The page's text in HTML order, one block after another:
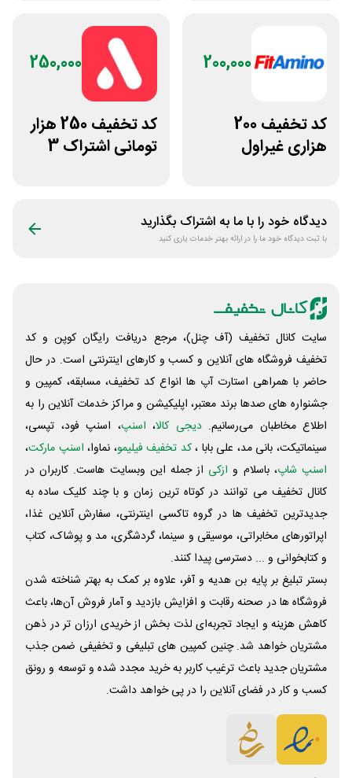
200,000
کد تخفیف 200
هزاری غیراول
250,000
کد تخفیف 250 هزار
تومانی اشتراک 3
دیدگاه خود را با ما به اشتراک بگذارید
با ثبت دیدگاه خود ما را در ارائه بهتر خدمات یاری کنید
سایت کانال تخفیف (آف چنل)، مرجع دریافت رایگان کوپن و کد
تخفیف فروشگاه های آنلاین و کسب و‌ کارهای اینترنتی است. در حال
حاضر با همراهی استارت آپ ها انواع کد تخفیف، مسابقه، کمپین و
جشنواره های صدها برند معتبر، اپلیکیشن و مراکز خدمات آنلاین را به
اطلاع مخاطبان می‌رسانیم. دیجی کالا، اسنپ، اسنپ فود، تپسی،
سینماتیکت، بانی مد، علی‌ بابا ،کد تخفیف فیلیمو، نماوا، اسنپ مارکت،
اسنپ شاپ، باسلام و ازکی از جمله این وبسایت ‌هاست. کاربران در
کانال تخفیف می توانند در کوتاه ترین زمان و با چند کلیک ساده به
جدیدترین تخفیف ها در گروه تاکسی اینترنتی، سفارش آنلاین غذا،
اپراتورهای مخابراتی، موسیقی و سینما، گردشگری، مد و پوشاک، کتاب
و کتابخوانی و ... دسترسی پیدا کنند.
بستر تبلیغ بر پایه بن هدیه و آفر، علاوه بر کمک به بهتر شناخته شدن
فروشگاه ها در صحنه رقابت و افزایش بازدید و آمار فروش آن‌ها، باعث
کاهش هزینه و ایجاد تجربه‌ای لذت بخش از خریدی ارزان تر در ذهن
مشتریان خواهد شد. چنین کمپین های تبلیغی و تخفیفی ضمن جذب
مشتریان جدید باعث ترغیب کاربر به خرید مجدد شده و توسعه و رونق
کسب و کار در فضای آنلاین را در پی خواهد داشت.